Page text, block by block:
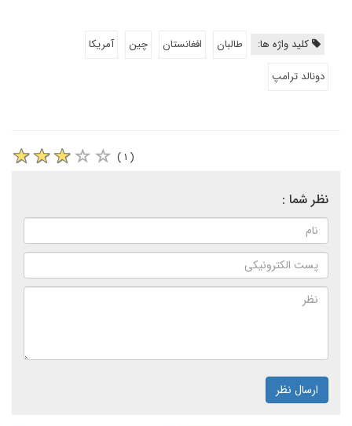
کلید واژه ها: طالبان افغانستان چین
آمریکا
دونالد ترامپ
( ۱ )
نظر شما :
ارسال نظر